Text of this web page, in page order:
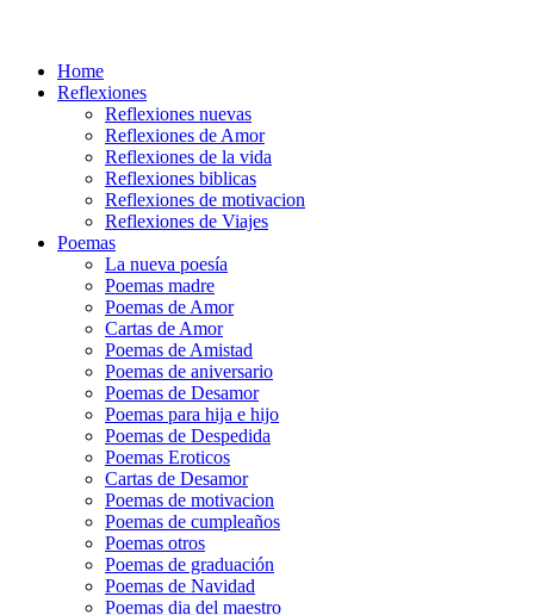
Home
Reflexiones
Reflexiones nuevas
Reflexiones de Amor
Reflexiones de la vida
Reflexiones biblicas
Reflexiones de motivacion
Reflexiones de Viajes
Poemas
La nueva poesía
Poemas madre
Poemas de Amor
Cartas de Amor
Poemas de Amistad
Poemas de aniversario
Poemas de Desamor
Poemas para hija e hijo
Poemas de Despedida
Poemas Eroticos
Cartas de Desamor
Poemas de motivacion
Poemas de cumpleaños
Poemas otros
Poemas de graduación
Poemas de Navidad
Poemas dia del maestro